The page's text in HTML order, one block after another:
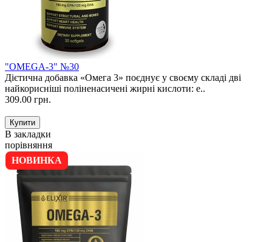
"OMEGA-3" №30
Дієтична добавка «Омега 3» поєднує у своєму складі дві
найкорисніші поліненасичені жирні кислоти: е..
309.00 грн.
В закладки
порівняння
НОВИНКА